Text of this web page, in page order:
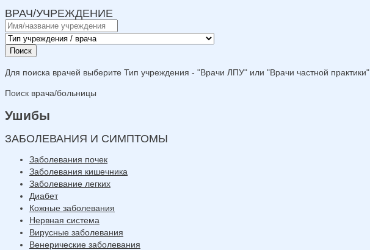
ВРАЧ/УЧРЕЖДЕНИЕ
Поиск
Для поиска врачей выберите Тип учреждения - "Врачи ЛПУ" или "Врачи частной практики".
Поиск врача/больницы
Ушибы
ЗАБОЛЕВАНИЯ И СИМПТОМЫ
Заболевания почек
Заболевания кишечника
Заболевание легких
Диабет
Кожные заболевания
Нервная система
Вирусные заболевания
Венерические заболевания